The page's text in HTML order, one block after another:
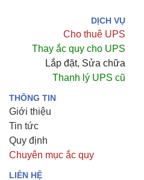
DỊCH VỤ
Cho thuê UPS
Thay ắc quy cho UPS
Lắp đặt, Sửa chữa
Thanh lý UPS cũ
THÔNG TIN
Giới thiệu
Tin tức
Quy định
Chuyên mục ắc quy
LIÊN HỆ